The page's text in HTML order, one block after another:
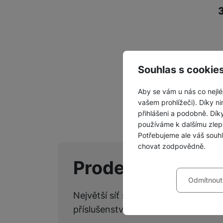
Souhlas s
Aby se vám u nás co
vašem prohlížeči). Díky
přihlášeni a podobně.
používáme k dalšímu
Potřebujeme ale váš
chovat zodpovědně.
Nastavení
bez těchto
Prodejny
Největší síť specializovaných
příslušenství.